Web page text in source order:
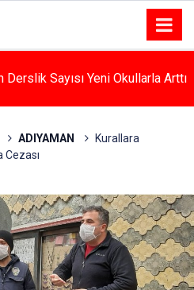
Sayısı Yeni Okullarla Arttı
ADIYAMAN
Kurallara
Cezası